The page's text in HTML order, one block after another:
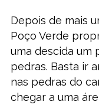
Depois de mais
Poço Verde
uma descida um
pedras. Basta ir
nas pedras do
chegar a uma